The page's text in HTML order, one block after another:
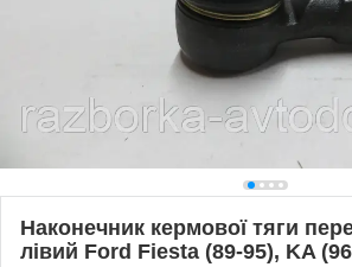
Наконечник кермової тяги
лівий Ford Fiesta (89-95), KA